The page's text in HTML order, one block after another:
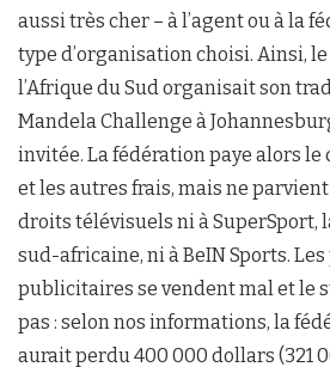
aussi très cher – à l’agent ou à la
type d’organisation choisi. Ainsi, le
l’Afrique du Sud organisait son
Mandela Challenge à
invitée. La fédération paye alors le
et les autres frais, mais ne
droits télévisuels ni à SuperSport,
sud-africaine, ni à BeIN Sports.
publicitaires se vendent mal et le
pas : selon nos informations, la
aurait perdu 400 000 dollars (321